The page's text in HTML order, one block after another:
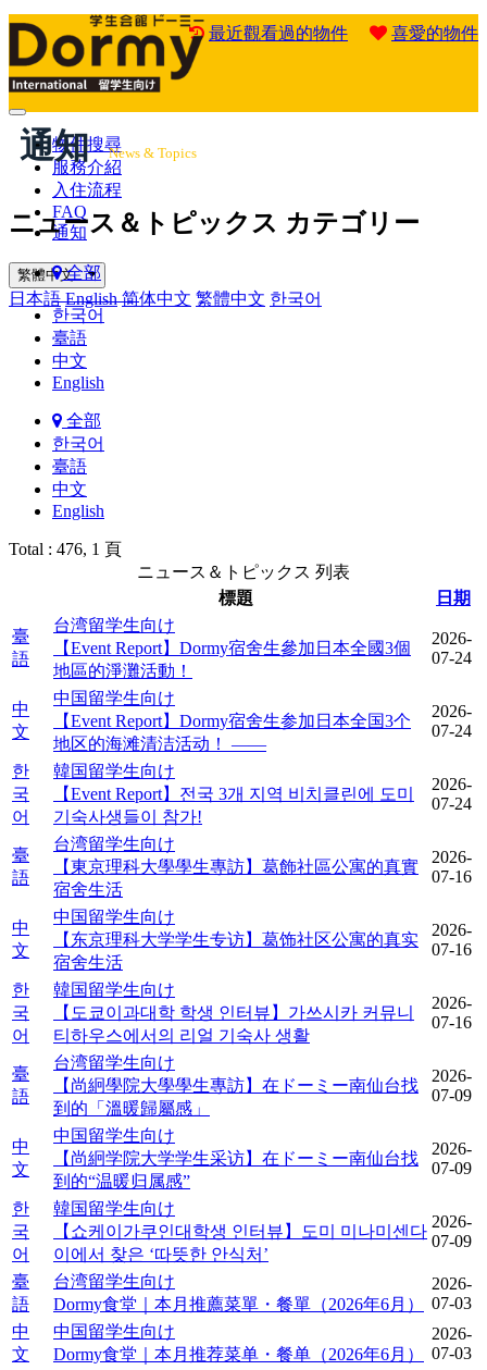
最近觀看過的物件 喜愛的物件
Mobile
Menu物件搜尋
服務介紹
入住流程
FAQ
通知
繁體中文
日本語 English 简体中文 繁體中文 한국어
通知 News & Topics
ニュース＆トピックス カテゴリー
全部
한국어
臺語
中文
English
全部
한국어
臺語
中文
English
Total : 476, 1 頁
ニュース＆トピックス 列表
標題
日期
臺
語
台湾留学生向け
【Event Report】Dormy宿舍生參加日本全國3個
地區的淨灘活動！
2026-
07-24
中
文
中国留学生向け
【Event Report】Dormy宿舍生参加日本全国3个
地区的海滩清洁活动！ ――
2026-
07-24
한
국
어
韓国留学生向け
【Event Report】전국 3개 지역 비치클린에 도미
기숙사생들이 참가!
2026-
07-24
臺
語
台湾留学生向け
【東京理科大學學生專訪】葛飾社區公寓的真實
宿舍生活
2026-
07-16
中
文
中国留学生向け
【东京理科大学学生专访】葛饰社区公寓的真实
宿舍生活
2026-
07-16
한
국
어
韓国留学生向け
【도쿄이과대학 학생 인터뷰】가쓰시카 커뮤니
티하우스에서의 리얼 기숙사 생활
2026-
07-16
臺
語
台湾留学生向け
【尚絅學院大學學生專訪】在ドーミー南仙台找
到的「溫暖歸屬感」
2026-
07-09
中
文
中国留学生向け
【尚絅学院大学学生采访】在ドーミー南仙台找
到的“温暖归属感”
2026-
07-09
한
국
어
韓国留学生向け
【쇼케이가쿠인대학생 인터뷰】도미 미나미센다
이에서 찾은 ‘따뜻한 안식처’
2026-
07-09
臺
語
台湾留学生向け
Dormy食堂｜本月推薦菜單・餐單（2026年6月）
2026-
07-03
中
文
中国留学生向け
Dormy食堂｜本月推荐菜单・餐单（2026年6月）
2026-
07-03